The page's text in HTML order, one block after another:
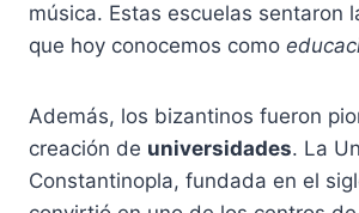
música. Estas escuelas sentaron
que hoy conocemos como
Además, los bizantinos fueron
creación de universidades. La
Constantinopla, fundada en el